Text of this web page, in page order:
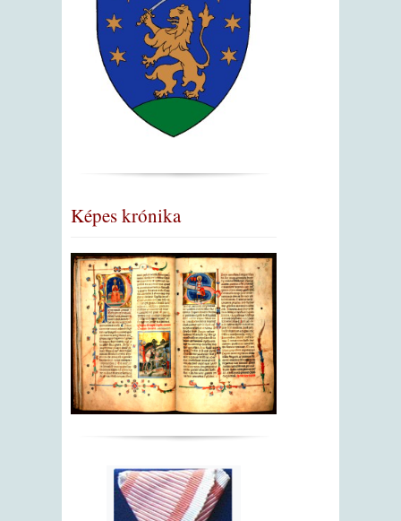
Képes krónika